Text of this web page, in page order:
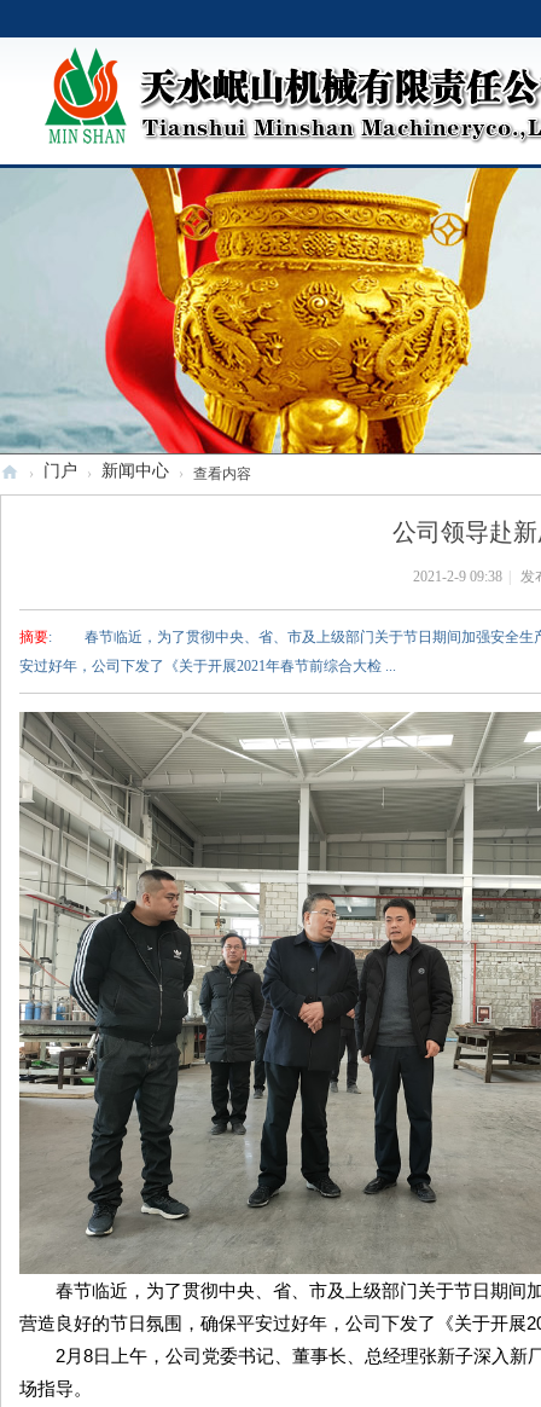
天
› 门户 › 新闻中心 › 查看内容
公司领导赴
2021-2-9 09:38 发
摘要: 春节临近，为了贯彻中央、省、市及上级部门关于节日期间加强安全生
安过好年，公司下发了《关于开展2021年春节前综合大检 ...
春节临近，为了贯彻中央、省、市及上级部门关于节日期间
营造良好的节日氛围，确保平安过好年，公司下发了《关于开展
2月8日上午，公司党委书记、董事长、总经理张新子深入新
场指导。